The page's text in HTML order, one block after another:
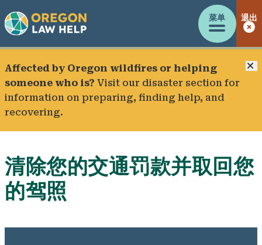
菜单 退出
Affected by Oregon wildfires or helping
someone who is? Visit our disaster section for
information on preparing, finding help, and
recovering.
清除您的交通罚款并取回您
的驾照